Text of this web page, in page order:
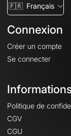
🇫🇷 Français
Connexion
Créer un compte
Se connecter
Politique de
CGV
CGU